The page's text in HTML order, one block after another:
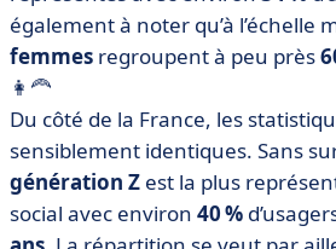
également à noter qu’à l’échelle
femmes regroupent à peu près
👩‍🦰
Du côté de la France, les
sensiblement identiques. Sans
génération Z est la plus
social avec environ 40 %